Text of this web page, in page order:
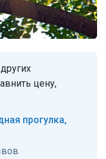
цену,
прогулка,